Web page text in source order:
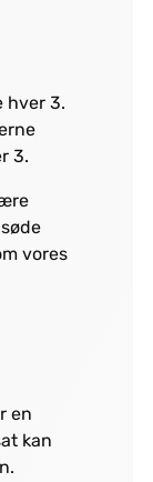
hver 3.
3.
vores
en
kan